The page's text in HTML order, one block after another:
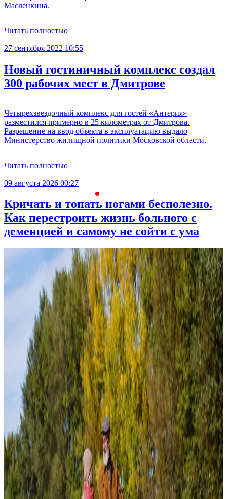
Масленкина.
Читать полностью
27 сентября 2022 10:55
Новый гостиничный комплекс создал
300 рабочих мест в Дмитрове
Четырехзвездочный комплекс для гостей «Антерия»
разместился примерно в 25 километрах от Дмитрова.
Разрешение на ввод объекта в эксплуатацию выдало
Министерство жилищной политики Московской области.
Читать полностью
09 августа 2026 00:27
Кричать и топать ногами бесполезно.
Как перестроить жизнь больного с
деменцией и самому не сойти с ума